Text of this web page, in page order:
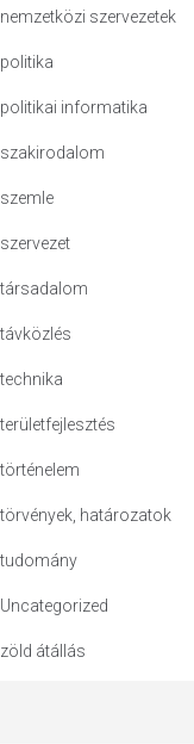
nemzetközi szervezetek
politika
politikai informatika
szakirodalom
szemle
szervezet
társadalom
távközlés
technika
területfejlesztés
történelem
törvények, határozatok
tudomány
Uncategorized
zöld átállás